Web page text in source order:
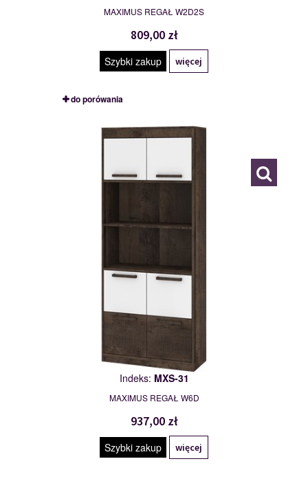
MAXIMUS REGAŁ W2D2S
809,00 zł
Szybki zakup więcej
do porówania
117783
Indeks: MXS-31
MAXIMUS REGAŁ W6D
937,00 zł
Szybki zakup więcej